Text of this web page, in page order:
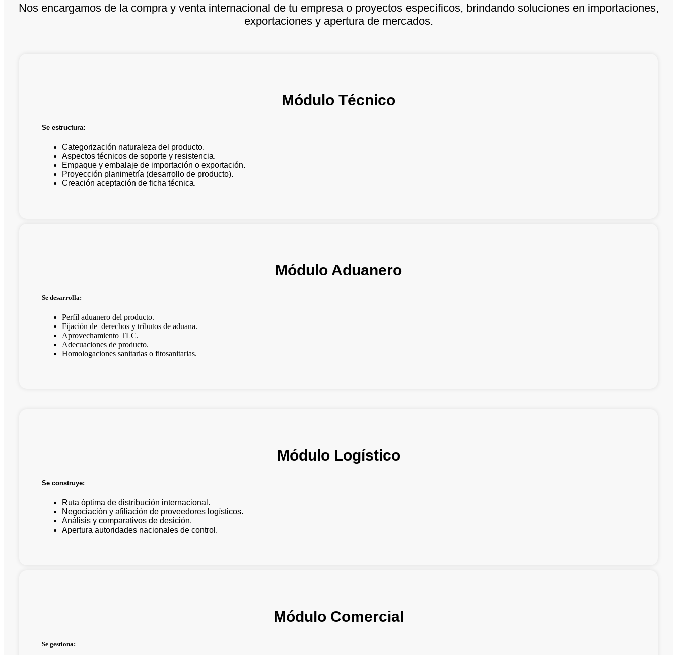
Nos encargamos de la compra y venta internacional de tu empresa o proyectos específicos, brindando soluciones en importaciones,
exportaciones y apertura de mercados.
Módulo Técnico
Se estructura:
Categorización naturaleza del producto.
Aspectos técnicos de soporte y resistencia.
Empaque y embalaje de importación o exportación.
Proyección planimetría (desarrollo de producto).
Creación aceptación de ficha técnica.
Módulo Aduanero
Se desarrolla:
Perfil aduanero del producto.
Fijación de derechos y tributos de aduana.
Aprovechamiento TLC.
Adecuaciones de producto.
Homologaciones sanitarias o fitosanitarias.
Módulo Logístico
Se construye:
Ruta óptima de distribución internacional.
Negociación y afiliación de proveedores logísticos.
Análisis y comparativos de desición.
Apertura autoridades nacionales de control.
Módulo Comercial
Se gestiona: